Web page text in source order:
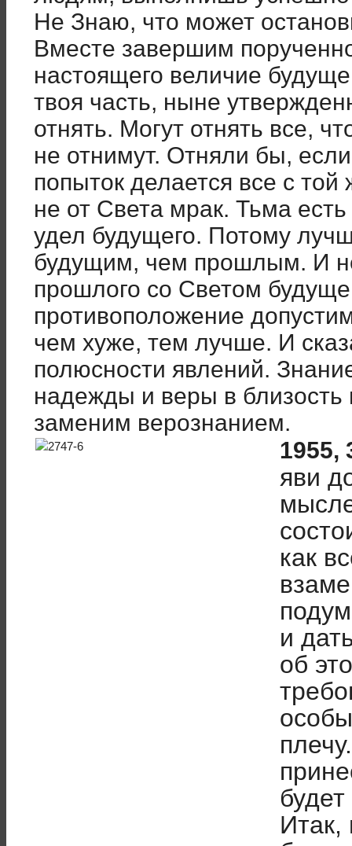
Не Знаю, что может
Вместе завершим
настоящего величие
твоя часть, ныне
отнять. Могут отнять все,
не отнимут. Отняли бы,
попыток делается все с
не от Света мрак. Тьма
удел будущего. Потому
будущим, чем прошлым. И
прошлого со Светом
противоположение
чем хуже, тем лучше. И
полюсности явлений.
надежды и веры в близость
заменим верознанием.
1955,
яви
как
и
об